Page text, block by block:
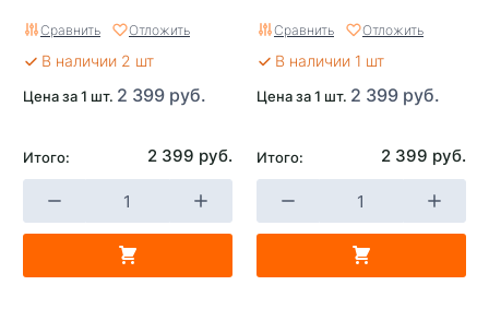
Сравнить Отложить
В наличии 2 шт
Цена за 1 шт. 2 399 руб.
Итого: 2 399 руб.
Сравнить Отложить
В наличии 1 шт
Цена за 1 шт. 2 399 руб.
Итого: 2 399 руб.